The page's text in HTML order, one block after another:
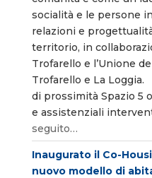
socialità e le persone
relazioni e
territorio, in
Trofarello e l’Unione
Trofarello e La
di prossimità Spazio 5
e assistenziali
seguito…
Inaugurato il Co-
nuovo modello di